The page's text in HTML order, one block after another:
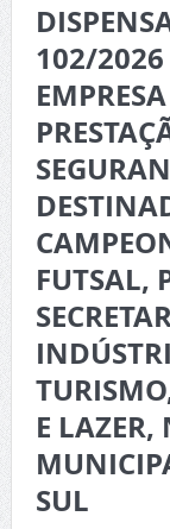
102/2026
FUTSAL,
E
SUL